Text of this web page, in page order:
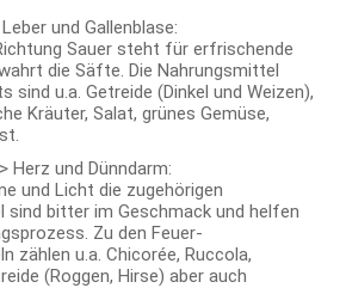
und Gallenblase:
Sauer steht für erfrischende
die Säfte. Die Nahrungsmittel
sind u.a. Getreide (Dinkel und Weizen),
Kräuter, Salat, grünes Gemüse,
Herz und Dünndarm:
und Licht die zugehörigen
sind bitter im Geschmack und helfen
Zu den Feuer-
zählen u.a. Chicorée, Ruccola,
(Roggen, Hirse) aber auch